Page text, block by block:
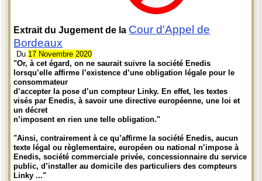
Extrait du Jugement de la Cour d'Appel de
Bordeaux
Du 17 Novembre 2020
"Or, à cet égard, on ne saurait suivre la société Enedis
lorsqu’elle affirme l’existence d’une obligation légale pour le
consommateur
d’accepter la pose d’un compteur Linky. En effet, les textes
visés par Enedis, à savoir une directive européenne, une loi et
un décret
n’imposent en rien une telle obligation."
"Ainsi, contrairement à ce qu’affirme la société Enedis, aucun
texte légal ou règlementaire, européen ou national n’impose à
Enedis, société commerciale privée, concessionnaire du service
public, d’installer au domicile des particuliers des compteurs
Linky ..."